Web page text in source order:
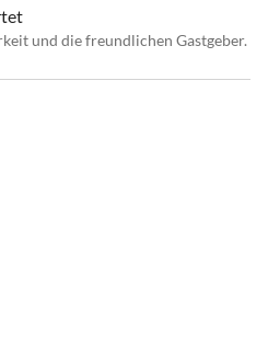
und die freundlichen Gastgeber.